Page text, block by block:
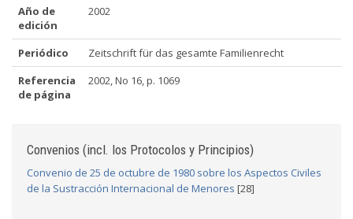
Año de
edición
2002
Periódico
Zeitschrift für das gesamte Familienrecht
Referencia
de página
2002, No 16, p. 1069
Convenios (incl. los Protocolos y Principios)
Convenio de 25 de octubre de 1980 sobre los Aspectos Civiles
de la Sustracción Internacional de Menores [28]